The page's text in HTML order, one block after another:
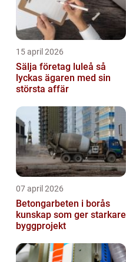
15 april 2026
Sälja företag luleå så
lyckas ägaren med sin
största affär
07 april 2026
Betongarbeten i borås
kunskap som ger starkare
byggprojekt